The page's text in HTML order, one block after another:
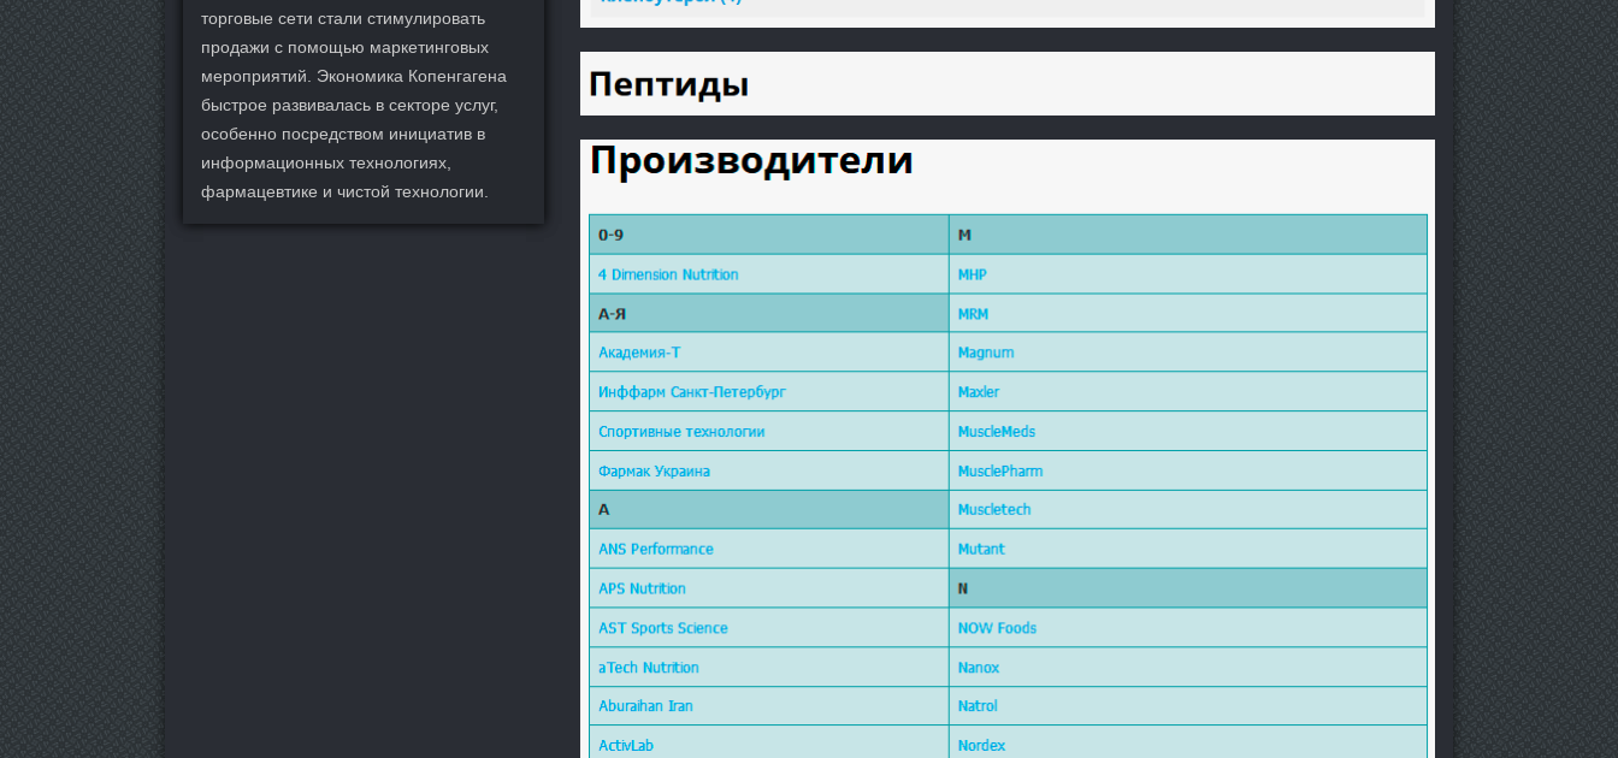
торговые сети стали стимулировать
продажи с помощью маркетинговых
мероприятий. Экономика Копенгагена
быстрое развивалась в секторе услуг,
особенно посредством инициатив в
информационных технологиях,
фармацевтике и чистой технологии.